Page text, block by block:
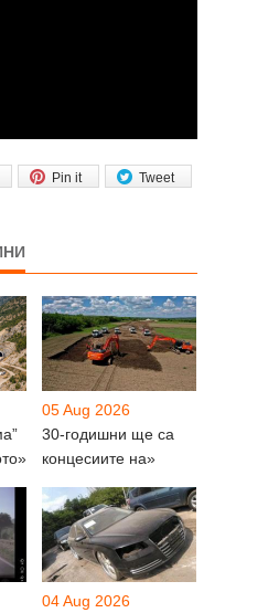
Tweet
Pin it
05 Aug 2026
30-годишни ще са
концесиите на»
04 Aug 2026